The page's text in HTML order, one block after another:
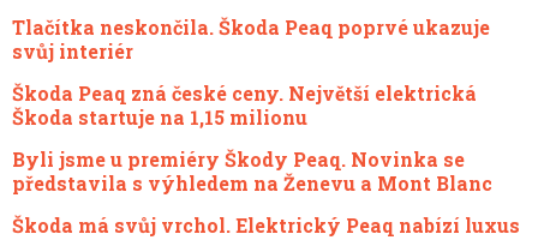
Tlačítka neskončila. Škoda Peaq poprvé ukazuje
svůj interiér
Škoda Peaq zná české ceny. Největší elektrická
Škoda startuje na 1,15 milionu
Byli jsme u premiéry Škody Peaq. Novinka se
představila s výhledem na Ženevu a Mont Blanc
Škoda má svůj vrchol. Elektrický Peaq nabízí luxus